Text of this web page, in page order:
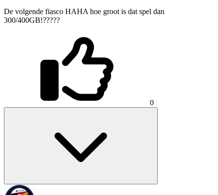
De volgende fiasco HAHA hoe groot is dat spel dan
300/400GB!?????
0